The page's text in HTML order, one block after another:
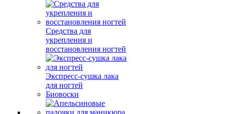
Средства для
укрепления и
восстановления ногтей
Экспресс-сушка лака
для ногтей
Биовоски